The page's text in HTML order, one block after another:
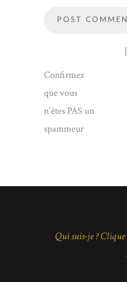
Confirmez
que vous
n'êtes PAS un
spammeur
Qui suis-je ?